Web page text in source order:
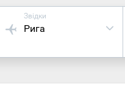
Звідки
Рига